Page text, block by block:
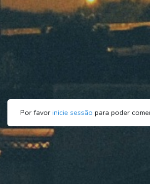
Por favor inicie sessão para poder